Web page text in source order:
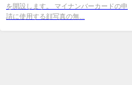
を開設します。 マイナンバーカードの申
請に使用する顔写真の無...